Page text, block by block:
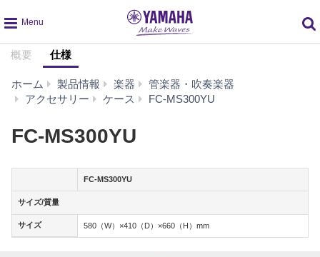
global
navigation
概要 仕様
ホーム 製品情報 楽器
管楽器・吹奏楽器
アクセサリー
ケース FC-MS300YU
FC-MS300YU
サイズ/質量
サイズ
FC-MS300YU
サイズ/質量
サイズ 580（W）×410（D）×660（H）mm